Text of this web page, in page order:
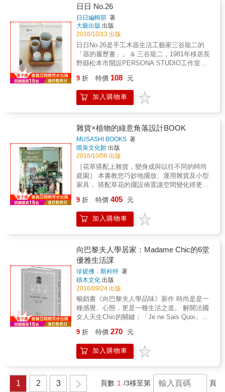
是個大叔 黃總編晉升中年大叔 最靠北激進的偏
見結集 日子不會白過，淚水絕不白流； 歷經人
生摧殘，大叔當然有偏見！ 所謂的「大叔」，
字面上的意思是年過四十歲的中年男性，這樣
的年紀，身體和思想早就沒有新鮮啤酒的生
猛，而是時間積累後的威士忌才有的濃醇餘
韻，和特定年分葡萄酒具備的歷史傳奇。大叔
最迷人的是伴隨年紀擁有的歷練和視野，或可
說經歷人生跌撞後得來的深刻意見（其實就是
人生戰役的勳章（畢竟我們參與過），魔球的
比利．賓、五星級主廚快餐車、班．艾佛列
克、米克．傑格、李宗盛&hellip;&hellip;大叔會
候寫給女朋友的情書影本。大叔喜歡吃滷味
（小吃攤切的那種），大叔認為一個人會不會
點滷味，就是他人生歷練的具體實力展現。大
叔喜歡吃乾麵、 喝地方飲料，懂得在恰當的時
候罵髒話，而且罵得真情流露。大叔覺得艾雷
島威士忌的好在於愛恨分明&mdash;&mdash;
人生苦短，要喝就喝有個性的混帳吧！大叔常
&hellip;&hellip; 成為大叔有時候是一種資格認
證，歡迎來到中年大叔的世界。 ◎大叔對環島
吃喝有偏見&mdash;&mdash; 開車環島旅伴要
要，喜歡去不會遇到熟人的咖啡館。 ◎大叔對
出國旅行有偏見&mdash;&mdash; 參加建築團
要認老師不要認旅行社；去南歐從早到晚都要
喝酒；去美國看大聯盟一定要買紀念品；去國
外參加音樂祭看山玩水比看團重要。 ◎大叔關
於追劇聽歌有偏見&mdash;&mdash; 不同人生
階段要有不同日劇陪伴；喝威士忌要搭配沙啞
歌聲；聽厲害女歌手現場版要配高粱。 ◎大叔
關於身邊夥伴有偏見&mdash;&mdash; 大叔通
常有前妻，能天長地久不是有本事，是好運；
沒有前輩才女紅粉知己活不下去。 ◎大叔關於
中年人生有偏見&mdash;&mdash; 認真保養很
重要；推拿算命很重要；回家陪媽媽很重要。
◎大叔最重要的偏見&mdash;&mdash; 大叔一
定要有好幾個酒友，歡樂時無限暢飲，苦悶時
日日 No.26
日日編輯部 著
大藝出版 出版
2016/10/13 出版
日日No.26是手工木器生活工藝家三谷龍二的
「器的履歷書」。 & 三谷龍二，1981年移居長
野縣松本市開設PERSONA STUDIO工作室，
全國舉辦多次個展。 & 大約在幾年前，《日
日》請到三谷龍二連載專欄。站在使用三谷龍
二所做器皿的使用者立場，我們對於創作者是
的履歷書」。 & 藉由文字解說，我們得以了解
三谷龍二創作器皿的時候，原來有這麼深入的
想法，以及紮根於生活中的發想，更加深了對
這些器皿的喜愛。 & 從一塊木材開始所產生的
木之器，無法像陶土一樣揉掉重來。可以說是
一次決定勝負。可以窺見認真與木器製作一決
勝負的「器的履歷書」專欄，每次都讓我們滿
懷期待且興味盎然地閱讀。 & 這次《日日》便
以三谷龍二先生「器的履歷書」為主題推出專
9 折 特價 108 元
加入購物車
雜貨×植物的綠意角落設計BOOK
MUSASHI BOOKS 著
噴泉文化館 出版
2016/10/06 出版
［花草搭配上雜貨，變身成與以往不同的時尚
庭園］ 本書教您巧妙地擺放、運用雜貨及小型
家具， 搭配草花的擺設佈置讓空間變化得更加
品味， 讓庭園的每個小角落都充滿魅力。 ［利
用高度差，打造立體感空間］ 挑選各式各樣的
雜貨、小物、家具、大小植栽， 擺放出庭園的
之外， 也可懸掛提藍、空罐或是鳥籠等物品。
高低落差讓原本寂寥的空間熱鬧起來， 也可讓
植物的季節變化景緻一覽無遺呢！ ［賦予老舊
物品再生的魔法］ 若家中有生鏽的空罐、老舊
廚房用品等 廢棄的生活用品，先別急著丟棄，
本書教您簡單回收加工， 稍花功夫即可將用不
到的小器皿 變身成可愛的時尚花器！ 享受庭園
的樂趣，利用雜貨&times;植物將庭園打造得溫
馨又充滿魅力吧！ 一邊欣賞著花草的各種姿
態，一邊悠閒自在地澆水， 應該是小小園藝家
9 折 特價 405 元
加入購物車
向巴黎夫人學居家：Madame Chic的6堂
優雅生活課
珍妮佛．斯科特 著
積木文化 出版
2016/09/24 出版
暢銷書《向巴黎夫人學品味》新作 時尚是是一
種感覺、心態，更是一種生活之道。 解開法國
女人天生Chic的關鍵：「Je ne Sais Quoi」及
鏡，讓日常生活從容優雅 從改善居家生活開
始，進而提昇外在氣質 珍妮佛．斯科特曾以交
換學生的身分到法國巴黎求學，寄宿家庭中，
作家人般照顧，毫不藏私地傳授法國女人「je
ne sais quoi」（難以言傳）的優雅生活之道。
9 折 特價 270 元
加入購物車
1 2 3 頁數 1 /3移至第 頁